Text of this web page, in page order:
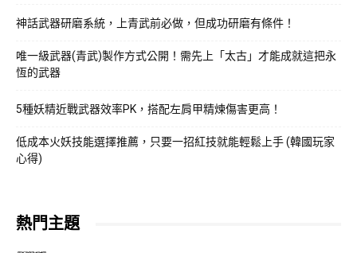
神話武器研磨系統，上青武前必做，但成功研磨有條件！
唯一級武器(青武)製作方式公開！需先上「太古」才能成就這把永
恆的武器
5種妖精近戰武器效率PK，搭配左肩甲精煉傷害更高！
低成本火妖技能選擇推薦，只要一招紅技就能輕鬆上手 (韓國玩家
心得)
熱門主題